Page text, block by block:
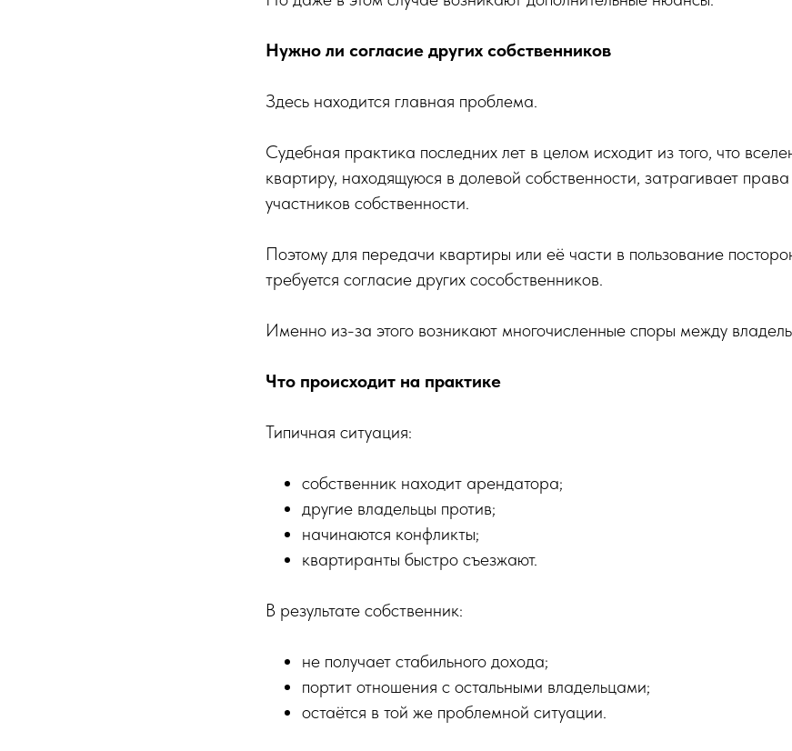
Нужно ли согласие других собственников
Здесь находится главная проблема.
Судебная практика последних лет в целом исходит из того, что
квартиру, находящуюся в долевой собственности, затрагивает
участников собственности.
Поэтому для передачи квартиры или её части в пользование
требуется согласие других сособственников.
Именно из-за этого возникают многочисленные споры между
Что происходит на практике
Типичная ситуация:
собственник находит арендатора;
другие владельцы против;
начинаются конфликты;
квартиранты быстро съезжают.
В результате собственник:
не получает стабильного дохода;
портит отношения с остальными владельцами;
остаётся в той же проблемной ситуации.